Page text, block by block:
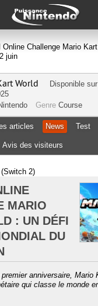
Online Challenge Mario
juin
World Disponible sur
Genre Course
articles News Test
Avis des visiteurs
2)
MARIO
: UN DÉFI
DU
anniversaire, Mario
qui classe le monde